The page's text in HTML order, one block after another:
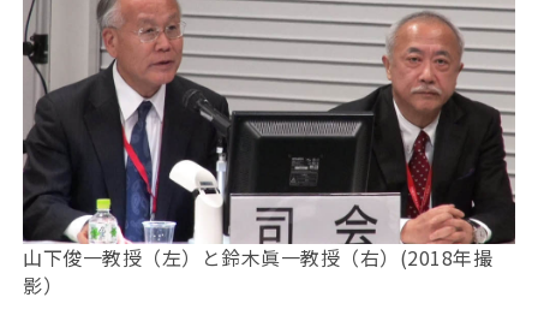
山下俊一教授（左）と鈴木眞一教授（右）(2018年撮
影）